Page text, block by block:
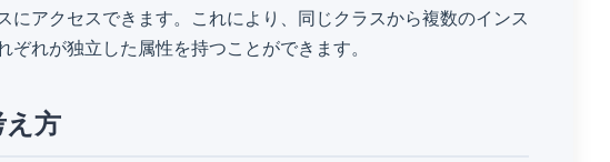
にアクセスできます。これにより、同じクラスから複数のインス
ぞれが独立した属性を持つことができます。
え方